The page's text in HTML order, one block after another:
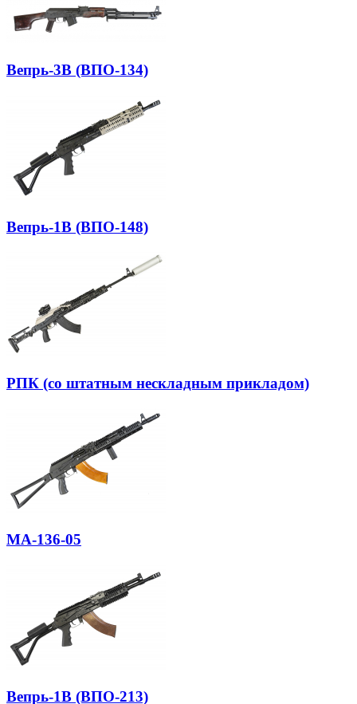
Вепрь-3В (ВПО-134)
Вепрь-1В (ВПО-148)
РПК (со штатным нескладным прикладом)
МА-136-05
Вепрь-1В (ВПО-213)